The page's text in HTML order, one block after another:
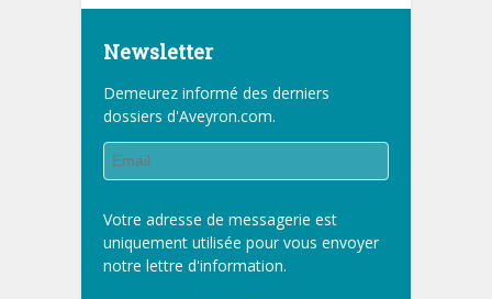
Newsletter
Demeurez informé des derniers
dossiers d'Aveyron.com.
Votre adresse de messagerie est
uniquement utilisée pour vous envoyer
notre lettre d'information.